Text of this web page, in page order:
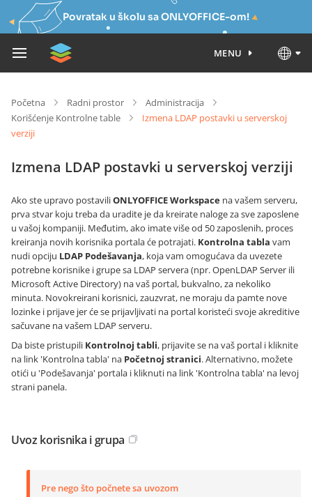
Povratak u školu sa ONLYOFFICE-om!
MENU
Početna Radni prostor
Administracija
Korišćenje Kontrolne table
Izmena LDAP postavki u serverskoj
verziji
Izmena LDAP postavki u serverskoj verziji
Ako ste upravo postaviliONLYOFFICE Workspace na vašem serveru,
prva stvar koju treba da uradite je da kreirate naloge za sve zaposlene
u vašoj kompaniji. Međutim, ako imate više od 50 zaposlenih, proces
kreiranja novih korisnika portala će potrajati. Kontrolna tabla vam
nudi opciju LDAP Podešavanja, koja vam omogućava da uvezete
potrebne korisnike i grupe sa LDAP servera (npr. OpenLDAP Server ili
Microsoft Active Directory) na vaš portal, bukvalno, za nekoliko
minuta. Novokreirani korisnici, zauzvrat, ne moraju da pamte nove
lozinke i prijave jer će se prijavljivati na portal koristeći svoje akreditive
sačuvane na vašem LDAP serveru.
Da biste pristupili Kontrolnoj tabli, prijavite se na vaš portal i kliknite
na link 'Kontrolna tabla' na Početnoj stranici. Alternativno, možete
otići u 'Podešavanja' portala i kliknuti na link 'Kontrolna tabla' na levoj
strani panela.
Uvoz korisnika i grupa
Pre nego što počnete sa uvozom